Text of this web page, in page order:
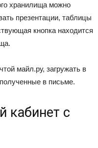
хранилища можно
презентации, таблицы
кнопка находится
майл.ру, загружать в
в письме.
кабинет с